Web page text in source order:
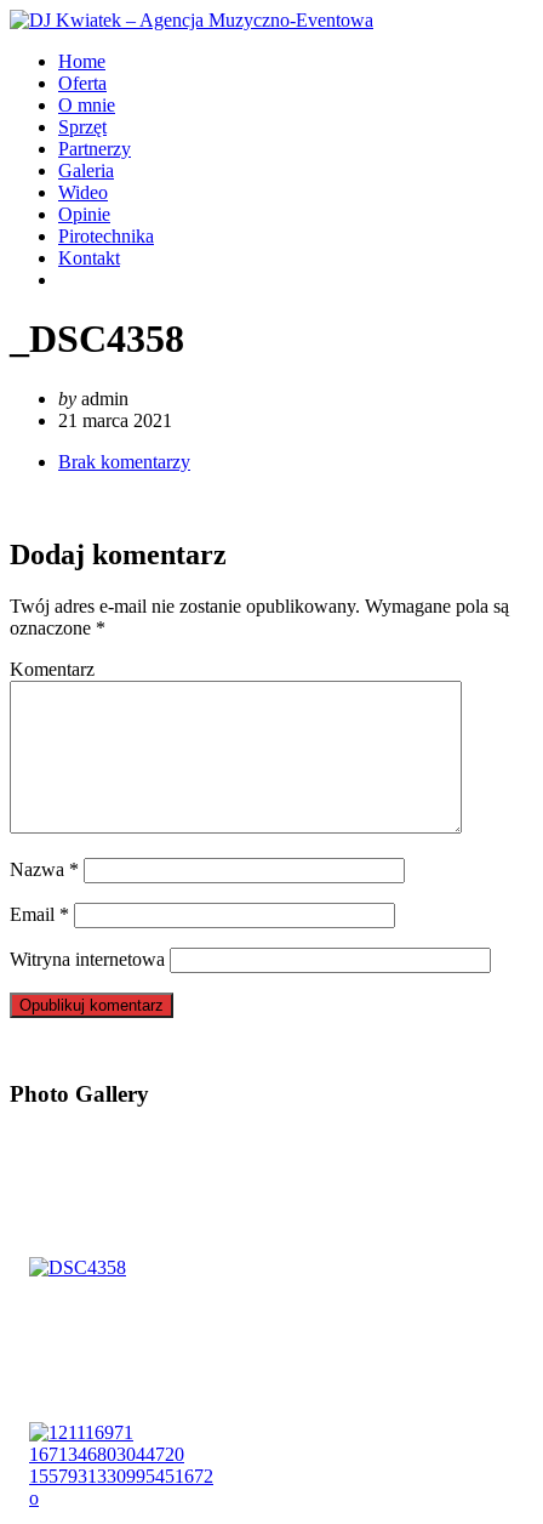
Home
Oferta
O mnie
Sprzęt
Partnerzy
Galeria
Wideo
Opinie
Pirotechnika
Kontakt
_DSC4358
by admin
21 marca 2021
Brak komentarzy
Dodaj komentarz
Twój adres e-mail nie zostanie opublikowany. Wymagane pola są
oznaczone *
Komentarz
Nazwa *
Email *
Witryna internetowa
Photo Gallery